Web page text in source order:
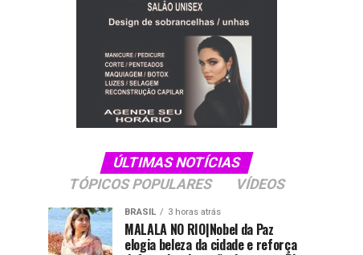
ÚLTIMAS NOTÍCIAS
TÓPICOS POPULARES
VÍDEOS
BRASIL 3 horas atrás
MALALA NO RIO|Nobel da Paz
elogia beleza da cidade e reforça